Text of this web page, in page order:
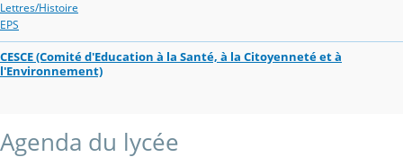
Lettres/Histoire
EPS
CESCE (Comité d'Education à la Santé, à la Citoyenneté et à
l'Environnement)
Agenda du lycée